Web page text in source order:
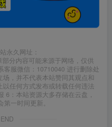
永久网址：
分内容可能来源于网络，仅供
服微信：10710040 进行删除处
，并不代表本站赞同其观点和
任何方式发布或转载任何违法
6：本站资源大多存储在云盘，
一时间更新。